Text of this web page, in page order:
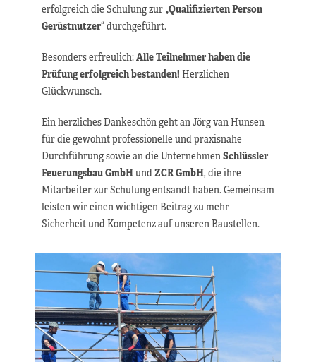
erfolgreich die Schulung zur„Qualifizierten Person
Gerüstnutzer“durchgeführt.
Besonders erfreulich:Alle Teilnehmer haben die
Prüfung erfolgreich bestanden!Herzlichen
Glückwunsch.
Ein herzliches Dankeschön geht an Jörg van Hunsen
für die gewohnt professionelle und praxisnahe
Durchführung sowie an die UnternehmenSchlüssler
Feuerungsbau GmbHundZCR GmbH, die ihre
Mitarbeiter zur Schulung entsandt haben. Gemeinsam
leisten wir einen wichtigen Beitrag zu mehr
Sicherheit und Kompetenz auf unseren Baustellen.